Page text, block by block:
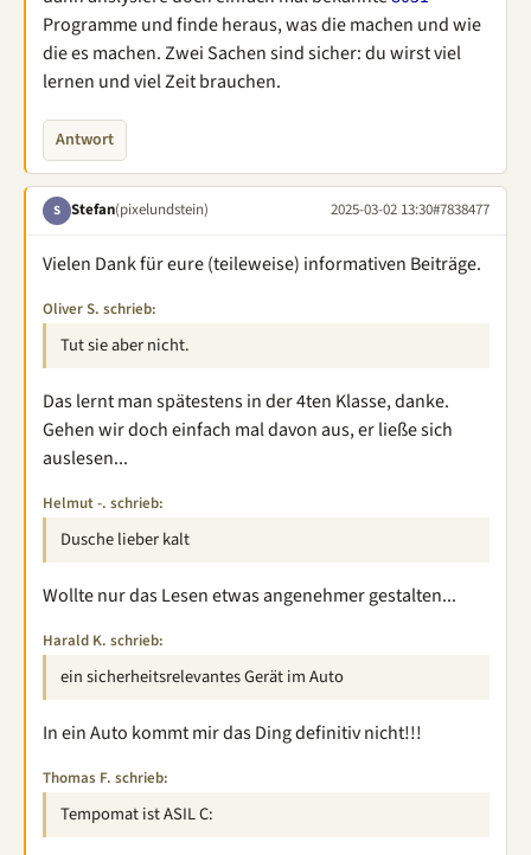
Programme und finde heraus, was die machen und wie
die es machen. Zwei Sachen sind sicher: du wirst viel
lernen und viel Zeit brauchen.
Antwort
S Stefan(pixelundstein) 2025-03-02 13:30#7838477
Vielen Dank für eure (teileweise) informativen Beiträge.
Oliver S. schrieb:
Tut sie aber nicht.
Das lernt man spätestens in der 4ten Klasse, danke.
Gehen wir doch einfach mal davon aus, er ließe sich
auslesen...
Helmut -. schrieb:
Dusche lieber kalt
Wollte nur das Lesen etwas angenehmer gestalten...
Harald K. schrieb:
ein sicherheitsrelevantes Gerät im Auto
In ein Auto kommt mir das Ding definitiv nicht!!!
Thomas F. schrieb:
Tempomat ist ASIL C: